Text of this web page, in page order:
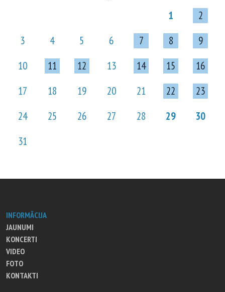
1
2
3
4 5 6 7 8
9
10
11 12 13 14 15
16
17
18 19 20 21 22
23
24
25 26 27 28 29
30
31
INFORMĀCIJA
JAUNUMI
KONCERTI
VIDEO
FOTO
KONTAKTI